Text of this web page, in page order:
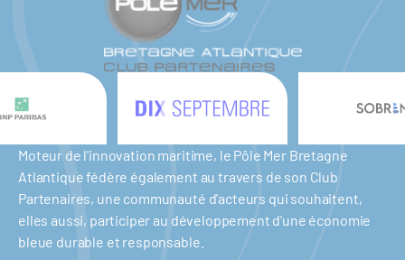
Moteur de l'innovation maritime, le Pôle Mer Bretagne
Atlantique fédère également au travers de son Club
Partenaires, une communauté d'acteurs qui souhaitent,
elles aussi, participer au développement d'une économie
bleue durable et responsable.